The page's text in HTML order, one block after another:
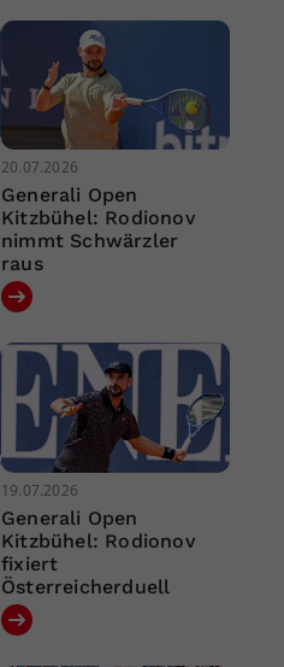
20.07.2026
Generali Open
Kitzbühel: Rodionov
nimmt Schwärzler
raus
19.07.2026
Generali Open
Kitzbühel: Rodionov
fixiert
Österreicherduell